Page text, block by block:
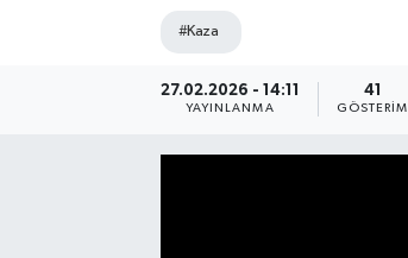
#Kaza
27.02.2026 - 14:11
YAYINLANMA
41
GÖSTERIM